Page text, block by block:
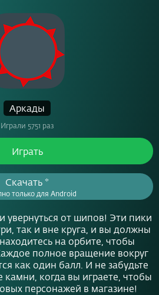
Аркады
Играли 5751 раз
Играть
Скачать *
только для Android
увернуться от шипов! Эти пики
так и вне круга, и вы должны
на орбите, чтобы
полное вращение вокруг
как один балл. И не забудьте
камни, когда вы играете, чтобы
персонажей в магазине!